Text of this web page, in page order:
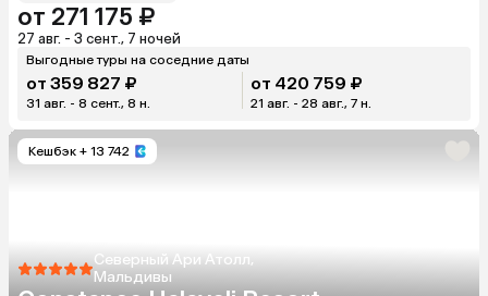
от 271 175 ₽
27 авг. - 3 сент., 7 ночей
Выгодные туры на соседние даты
от 359 827 ₽
31 авг. - 8 сент., 8 н.
от 420 759 ₽
21 авг. - 28 авг., 7 н.
Кешбэк + 13 742
Северный Ари Атолл,
Мальдивы